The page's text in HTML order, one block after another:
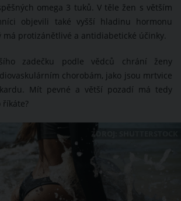
omega 3 tuků. V těle žen s větším
objevili také vyšší hladinu hormonu
má protizánětlivé a antidiabetické účinky.
zadečku podle vědců chrání ženy
chorobám, jako jsou mrtvice
Mít pevné a větší pozadí má tedy
ZDROJ: SHUTTERSTOCK